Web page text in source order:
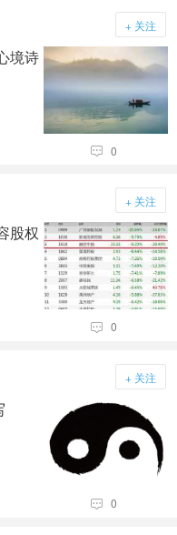
+ 关注
境诗
 0
+ 关注
股权
 0
+ 关注
 0